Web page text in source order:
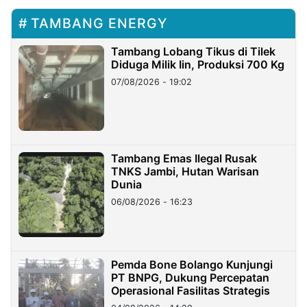
TAMBANG ENERGY
Tambang Lobang Tikus di Tilek
Diduga Milik Iin, Produksi 700 Kg
07/08/2026 - 19:02
Tambang Emas Ilegal Rusak
TNKS Jambi, Hutan Warisan
Dunia
06/08/2026 - 16:23
Pemda Bone Bolango Kunjungi
PT BNPG, Dukung Percepatan
Operasional Fasilitas Strategis